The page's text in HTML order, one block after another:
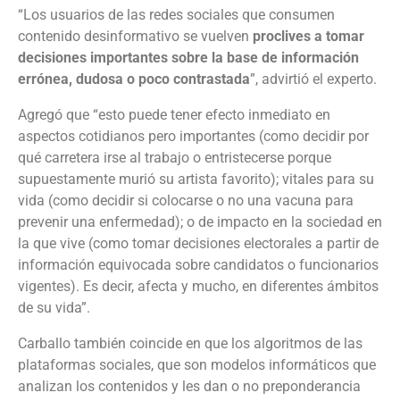
“Los usuarios de las redes sociales que consumen
contenido desinformativo se vuelven proclives a tomar
decisiones importantes sobre la base de información
errónea, dudosa o poco contrastada”, advirtió el experto.
Agregó que “esto puede tener efecto inmediato en
aspectos cotidianos pero importantes (como decidir por
qué carretera irse al trabajo o entristecerse porque
supuestamente murió su artista favorito); vitales para su
vida (como decidir si colocarse o no una vacuna para
prevenir una enfermedad); o de impacto en la sociedad en
la que vive (como tomar decisiones electorales a partir de
información equivocada sobre candidatos o funcionarios
vigentes). Es decir, afecta y mucho, en diferentes ámbitos
de su vida”.
Carballo también coincide en que los algoritmos de las
plataformas sociales, que son modelos informáticos que
analizan los contenidos y les dan o no preponderancia